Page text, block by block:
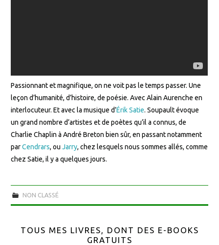
Passionnant et magnifique, on ne voit pas le temps passer. Une
leçon d’humanité, d’histoire, de poésie. Avec Alain Aurenche en
interlocuteur. Et avec la musique d’Érik Satie. Soupault évoque
un grand nombre d’artistes et de poètes qu’il a connus, de
Charlie Chaplin à André Breton bien sûr, en passant notamment
parCendrars, ouJarry, chez lesquels nous sommes allés, comme
chez Satie, il y a quelques jours.
NON CLASSÉ
TOUS MES LIVRES, DONT DES E-BOOKS
GRATUITS